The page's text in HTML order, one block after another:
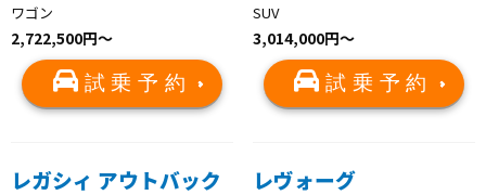
ワゴン
2,722,500円〜
試乗予約
SUV
3,014,000円〜
試乗予約
レガシィ アウトバック レヴォーグ